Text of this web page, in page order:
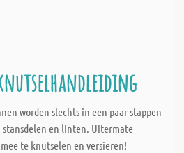
worden slechts in een paar stappen
en linten. Uitermate
te knutselen en versieren!